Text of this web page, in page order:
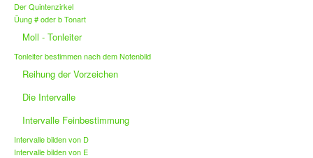
Der Quintenzirkel
Üung # oder b Tonart
Moll - Tonleiter
Tonleiter bestimmen nach dem Notenbild
Reihung der Vorzeichen
Die Intervalle
Intervalle Feinbestimmung
Intervalle bilden von D
Intervalle bilden von E